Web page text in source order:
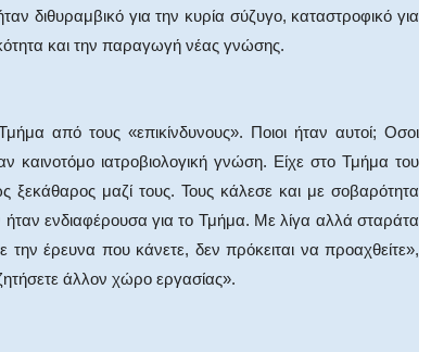
διθυραμβικό για την κυρία σύζυγο, καταστροφικό για
και την παραγωγή νέας γνώσης.
από τους «επικίνδυνους». Ποιοι ήταν αυτοί; Οσοι
καινοτόμο ιατροβιολογική γνώση. Είχε στο Τμήμα του
ξεκάθαρος μαζί τους. Τους κάλεσε και με σοβαρότητα
ενδιαφέρουσα για το Τμήμα. Με λίγα αλλά σταράτα
την έρευνα που κάνετε, δεν πρόκειται να προαχθείτε»,
άλλον χώρο εργασίας».